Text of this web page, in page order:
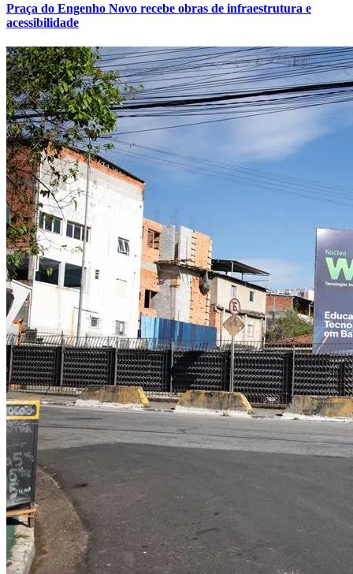
Internacional
Praça do Engenho Novo recebe obras de infraestrutura e
acessibilidade